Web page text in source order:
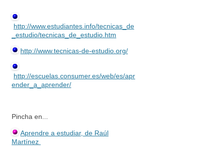
http://www.estudiantes.info/tecnicas_de
_estudio/tecnicas_de_estudio.htm
http://www.tecnicas-de-estudio.org/
http://escuelas.consumer.es/web/es/apr
ender_a_aprender/
Pincha en...
Aprendre a estudiar, de Raúl
Martínez